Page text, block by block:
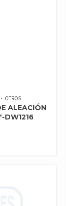
OTROS
ALEACIÓN
DW1216